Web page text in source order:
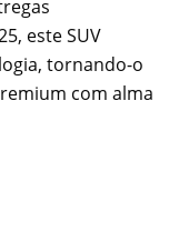
este SUV
tornando-o
com alma